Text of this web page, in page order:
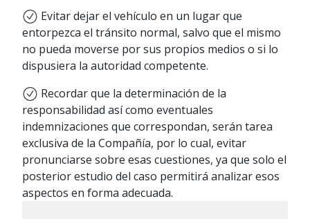
Evitar dejar el vehículo en un lugar que
entorpezca el tránsito normal, salvo que el mismo
no pueda moverse por sus propios medios o si lo
dispusiera la autoridad competente.
Recordar que la determinación de la
responsabilidad así como eventuales
indemnizaciones que correspondan, serán tarea
exclusiva de la Compañía, por lo cual, evitar
pronunciarse sobre esas cuestiones, ya que solo el
posterior estudio del caso permitirá analizar esos
aspectos en forma adecuada.